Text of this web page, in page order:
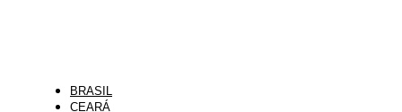
BRASIL
CEARÁ